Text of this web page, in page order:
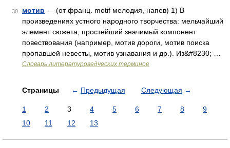
30 мотив — (от франц. motif мелодия, напев) 1) В
произведениях устного народного творчества: мельчайший
элемент сюжета, простейший значимый компонент
повествования (например, мотив дороги, мотив поиска
пропавшей невесты, мотив узнавания и др.). Из&#8230; …
Словарь литературоведческих терминов
Страницы ← Предыдущая Следующая →
1 2 3 4 5 6 7 8
9
10
11 12 13